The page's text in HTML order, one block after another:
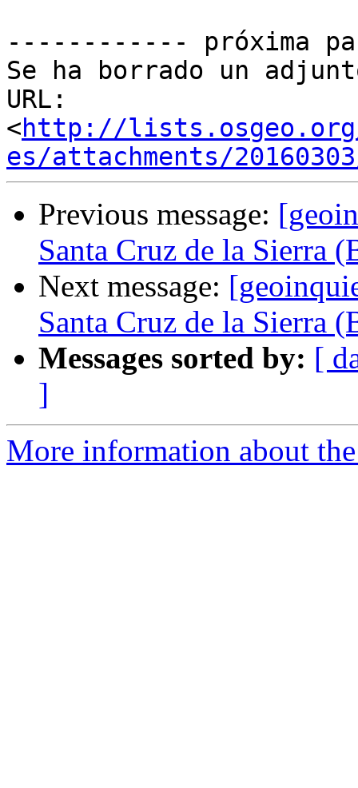
------------ próxima
Se ha borrado un
URL:
<http://
es/attachments/
Previous message:
Santa Cruz de la Sierra
Next message:
Santa Cruz de la Sierra
Messages sorted by: [
]
More information about